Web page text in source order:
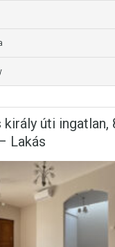
király úti ingatlan,
Lakás